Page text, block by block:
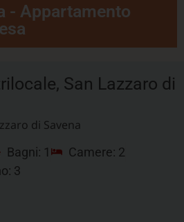
- Appartamento
San Lazzaro di
di Savena
Bagni: 1
Camere: 2
3